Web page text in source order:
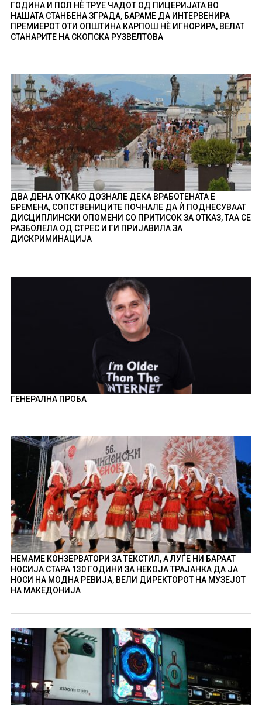
ГОДИНА И ПОЛ НÈ ТРУЕ ЧАДОТ ОД ПИЦЕРИЈАТА ВО
НАШАТА СТАНБЕНА ЗГРАДА, БАРАМЕ ДА ИНТЕРВЕНИРА
ПРЕМИЕРОТ ОТИ ОПШТИНА КАРПОШ НÈ ИГНОРИРА, ВЕЛАТ
СТАНАРИТЕ НА СКОПСКА РУЗВЕЛТОВА
ДВА ДЕНА ОТКАКО ДОЗНАЛЕ ДЕКА ВРАБОТЕНАТА Е
БРЕМЕНА, СОПСТВЕНИЦИТЕ ПОЧНАЛЕ ДА Ѝ ПОДНЕСУВААТ
ДИСЦИПЛИНСКИ ОПОМЕНИ СО ПРИТИСОК ЗА ОТКАЗ, ТАА СЕ
РАЗБОЛЕЛА ОД СТРЕС И ГИ ПРИЈАВИЛА ЗА
ДИСКРИМИНАЦИЈА
ГЕНЕРАЛНА ПРОБА
НЕМАМЕ КОНЗЕРВАТОРИ ЗА ТЕКСТИЛ, А ЛУЃЕ НИ БАРААТ
НОСИЈА СТАРА 130 ГОДИНИ ЗА НЕКОЈА ТРАЈАНКА ДА ЈА
НОСИ НА МОДНА РЕВИЈА, ВЕЛИ ДИРЕКТОРОТ НА МУЗЕЈОТ
НА МАКЕДОНИЈА